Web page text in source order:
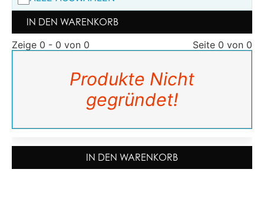
IN DEN WARENKORB
Zeige 0 - 0 von 0
Seite 0 von 0
Produkte Nicht
gegründet!
IN DEN WARENKORB